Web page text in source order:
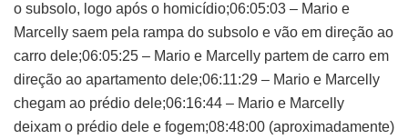
o subsolo, logo após o homicídio;06:05:03 – Mario e
Marcelly saem pela rampa do subsolo e vão em direção ao
carro dele;06:05:25 – Mario e Marcelly partem de carro em
direção ao apartamento dele;06:11:29 – Mario e Marcelly
chegam ao prédio dele;06:16:44 – Mario e Marcelly
deixam o prédio dele e fogem;08:48:00 (aproximadamente)